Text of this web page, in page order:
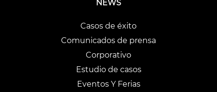
NEWS
Casos de éxito
Comunicados de prensa
Corporativo
Estudio de casos
Eventos Y Ferias